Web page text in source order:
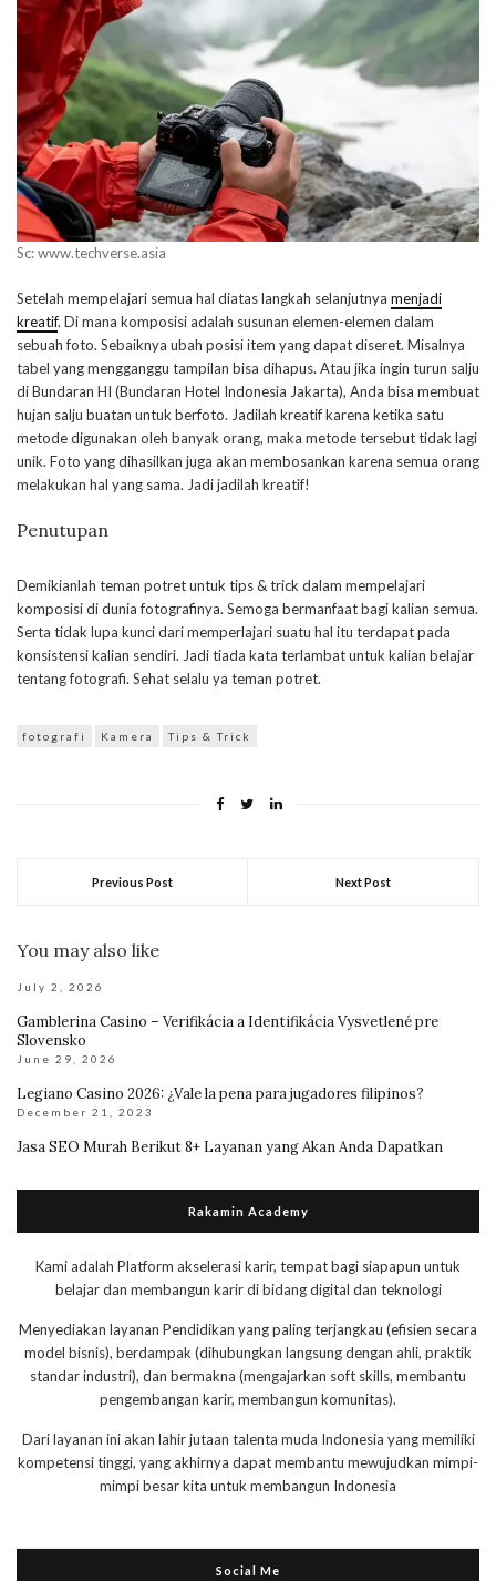
Sc: www.techverse.asia
Setelah mempelajari semua hal diatas langkah selanjutnya menjadi
kreatif. Di mana komposisi adalah susunan elemen-elemen dalam
sebuah foto. Sebaiknya ubah posisi item yang dapat diseret. Misalnya
tabel yang mengganggu tampilan bisa dihapus. Atau jika ingin turun salju
di Bundaran HI (Bundaran Hotel Indonesia Jakarta), Anda bisa membuat
hujan salju buatan untuk berfoto. Jadilah kreatif karena ketika satu
metode digunakan oleh banyak orang, maka metode tersebut tidak lagi
unik. Foto yang dihasilkan juga akan membosankan karena semua orang
melakukan hal yang sama. Jadi jadilah kreatif!
Penutupan
Demikianlah teman potret untuk tips & trick dalam mempelajari
komposisi di dunia fotografinya. Semoga bermanfaat bagi kalian semua.
Serta tidak lupa kunci dari memperlajari suatu hal itu terdapat pada
konsistensi kalian sendiri. Jadi tiada kata terlambat untuk kalian belajar
tentang fotografi. Sehat selalu ya teman potret.
fotografi Kamera Tips & Trick
Previous Post Next Post
You may also like
July 2, 2026
Gamblerina Casino – Verifikácia a Identifikácia Vysvetlené pre
Slovensko
June 29, 2026
Legiano Casino 2026: ¿Vale la pena para jugadores filipinos?
December 21, 2023
Jasa SEO Murah Berikut 8+ Layanan yang Akan Anda Dapatkan
Rakamin Academy
Kami adalah Platform akselerasi karir, tempat bagi siapapun untuk
belajar dan membangun karir di bidang digital dan teknologi
Menyediakan layanan Pendidikan yang paling terjangkau (efisien secara
model bisnis), berdampak (dihubungkan langsung dengan ahli, praktik
standar industri), dan bermakna (mengajarkan soft skills, membantu
pengembangan karir, membangun komunitas).
Dari layanan ini akan lahir jutaan talenta muda Indonesia yang memiliki
kompetensi tinggi, yang akhirnya dapat membantu mewujudkan mimpi-
mimpi besar kita untuk membangun Indonesia
Social Me